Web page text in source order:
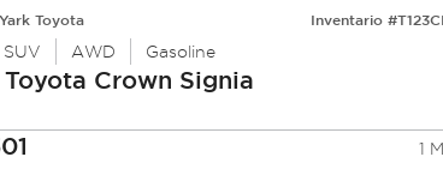
Yark Toyota Inventario
SUV AWD Gasoline
Crown Signia
1